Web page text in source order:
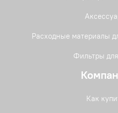
Расходные материалы
Фильтры
Как